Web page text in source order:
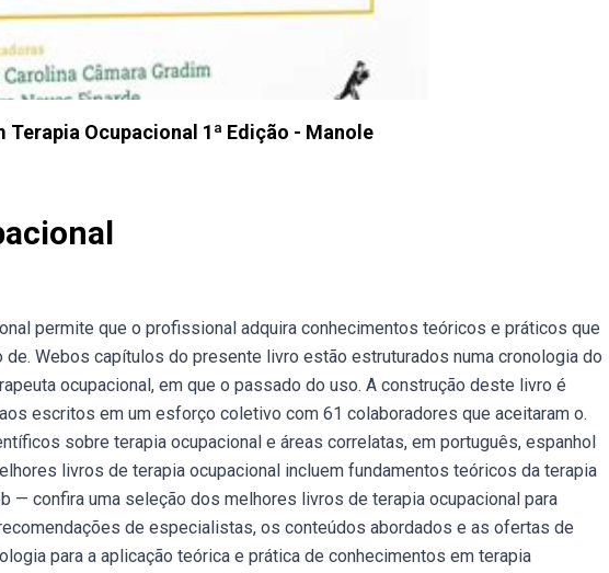
Terapia Ocupacional 1ª Edição - Manole
permite que o profissional adquira conhecimentos teóricos e práticos que
Webos capítulos do presente livro estão estruturados numa cronologia do
ocupacional, em que o passado do uso. A construção deste livro é
escritos em um esforço coletivo com 61 colaboradores que aceitaram o.
sobre terapia ocupacional e áreas correlatas, em português, espanhol
livros de terapia ocupacional incluem fundamentos teóricos da terapia
— confira uma seleção dos melhores livros de terapia ocupacional para
de especialistas, os conteúdos abordados e as ofertas de
para a aplicação teórica e prática de conhecimentos em terapia